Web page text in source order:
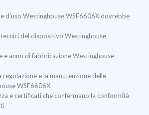
d’uso Westinghouse WSF6606X dovrebbe
del dispositivo Westinghouse
e anno di fabbricazione Westinghouse
regolazione e la manutenzione delle
WSF6606X
e certificati che confermano la conformità